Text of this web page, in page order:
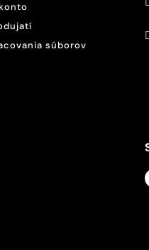
súborov
